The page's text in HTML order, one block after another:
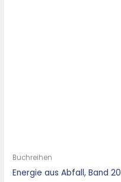
Buchreihen
Energie aus Abfall, Band 20